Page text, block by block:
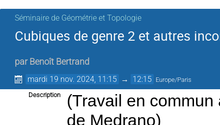
Séminaire de Géométrie et Topologie
Cubiques de genre 2 et autres
par Benoît Bertrand
mardi 19 nov. 2024, 11:15 → 12:15 Europe/Paris
Description
(Travail en
de Medrano)